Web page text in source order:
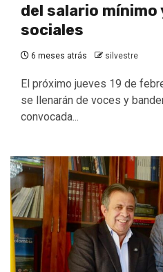
del salario
sociales
6 meses atrás silvestre
El próximo jueves 19 de
se llenarán de voces y
convocada...